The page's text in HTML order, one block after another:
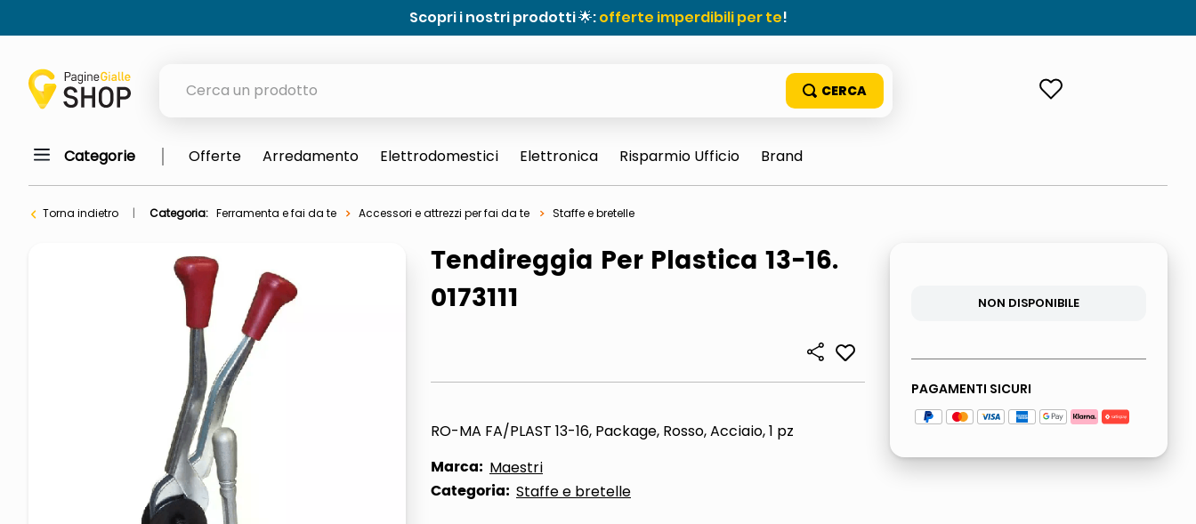
Scopri i nostri prodotti 🌟:offerte imperdibili per te!
orologio parete
porta tv
elenco
ombrelloni
lucidatrice pavimenti
italia independent occhiali sole 0703 thin rotondo sun
pattumiera raccolta differenziata
elenco telefonico
Categorie Offerte Arredamento Elettrodomestici Elettronica Risparmio Ufficio Brand
Torna indietro Categoria: Ferramenta e fai da te Accessori e attrezzi per fai da te Staffe e bretelle
Tendireggia Per Plastica 13-16.
0173111
RO-MA FA/PLAST 13-16, Package, Rosso, Acciaio, 1 pz
Marca: Maestri
Categoria: Staffe e bretelle
NON DISPONIBILE
PAGAMENTI SICURI